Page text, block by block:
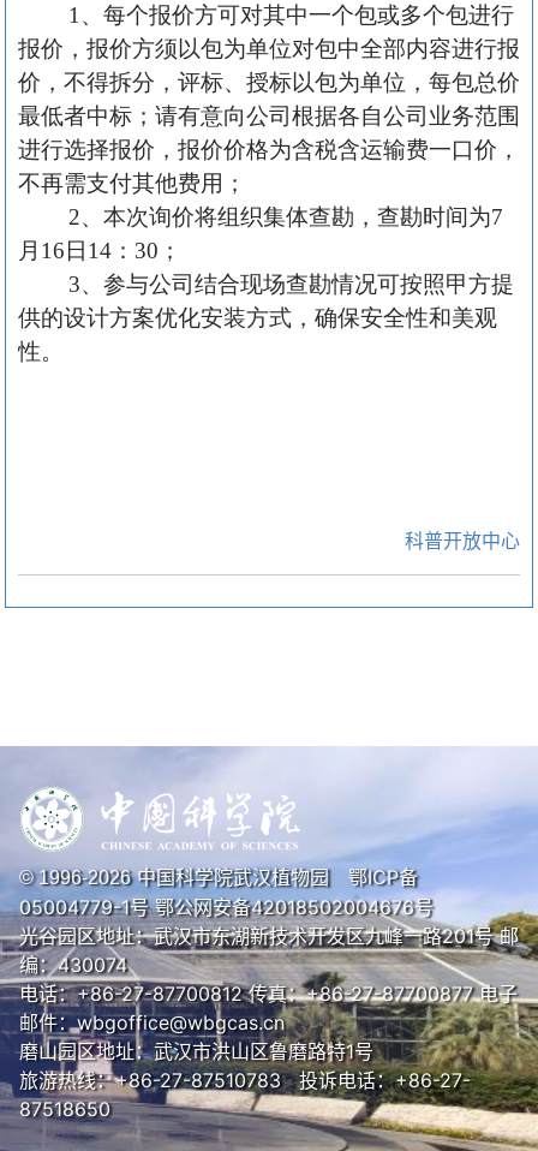
1、 每个报价方可对其中一个包或多个包进行
报价 ， 报价方须以包为单位对包中全部内容进行报
价 ，不得拆分，评标、授标以包为单位，每包总价
最低者中标； 请有意向公司根据各自公司业务范围
进行选择报价， 报价价格为含税含运输费一口价，
不再需支付其他费用 ；
2、本次询价将组织集体查勘，查勘时间为7
月16日14：30；
3、参与公司结合现场查勘情况可按照甲方提
供的设计方案优化安装方式，确保安全性和美观
性。
科普开放中心
© 1996-2026中国科学院武汉植物园 鄂ICP备
05004779-1号鄂公网安备42018502004676号
光谷园区地址：武汉市东湖新技术开发区九峰一路201号 邮
编：430074
电话：+86-27-87700812 传真：+86-27-87700877 电子
邮件：wbgoffice@wbgcas.cn
磨山园区地址：武汉市洪山区鲁磨路特1号
旅游热线：+86-27-87510783 投诉电话：+86-27-
87518650